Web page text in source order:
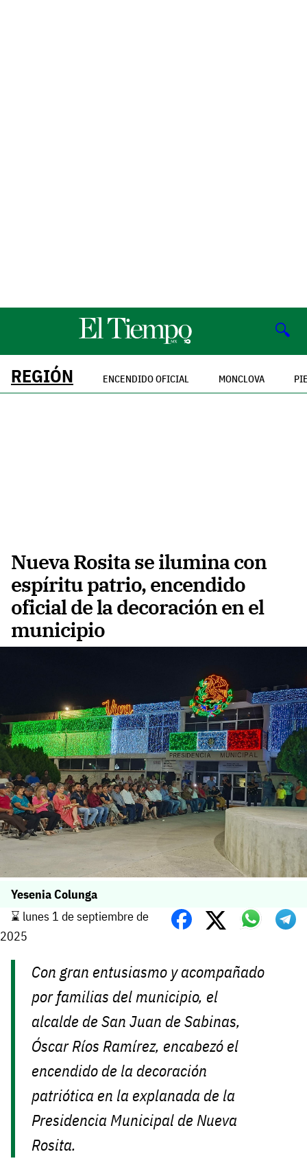
🔍
REGIÓN ENCENDIDO OFICIAL MONCLOVA
Nueva Rosita se ilumina con
espíritu patrio, encendido
oficial de la decoración en el
municipio
Yesenia Colunga
⌛️ lunes 1 de septiembre de
2025
Con gran entusiasmo y acompañado
por familias del municipio, el
alcalde de San Juan de Sabinas,
Óscar Ríos Ramírez, encabezó el
encendido de la decoración
patriótica en la explanada de la
Presidencia Municipal de Nueva
Rosita.